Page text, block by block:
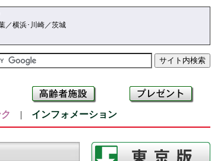
／横浜･川崎／茨城
| インフォメーション